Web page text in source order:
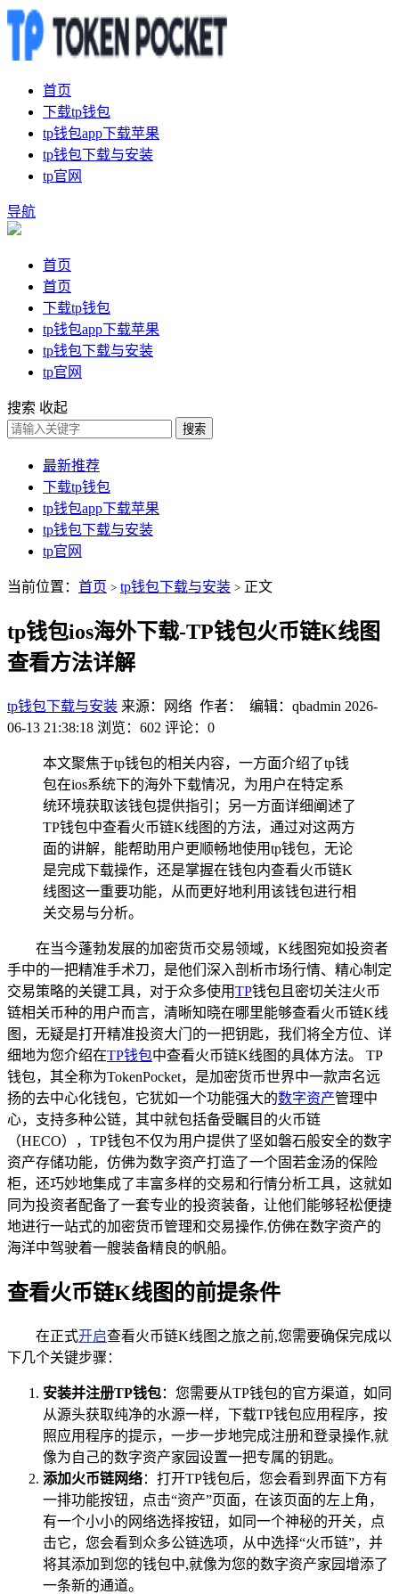
首页
下载tp钱包
tp钱包app下载苹果
tp钱包下载与安装
tp官网
导航
首页
首页
下载tp钱包
tp钱包app下载苹果
tp钱包下载与安装
tp官网
搜索 收起
搜索
最新推荐
下载tp钱包
tp钱包app下载苹果
tp钱包下载与安装
tp官网
当前位置： 首页 > tp钱包下载与安装 > 正文
tp钱包ios海外下载-TP钱包火币链K线图
查看方法详解
tp钱包下载与安装 来源：网络 作者： 编辑：qbadmin 2026-
06-13 21:38:18 浏览：602 评论：0
本文聚焦于tp钱包的相关内容，一方面介绍了tp钱
包在ios系统下的海外下载情况，为用户在特定系
统环境获取该钱包提供指引；另一方面详细阐述了
TP钱包中查看火币链K线图的方法，通过对这两方
面的讲解，能帮助用户更顺畅地使用tp钱包，无论
是完成下载操作，还是掌握在钱包内查看火币链K
线图这一重要功能，从而更好地利用该钱包进行相
关交易与分析。
在当今蓬勃发展的加密货币交易领域，K线图宛如投资者
手中的一把精准手术刀，是他们深入剖析市场行情、精心制定
交易策略的关键工具，对于众多使用TP钱包且密切关注火币
链相关币种的用户而言，清晰知晓在哪里能够查看火币链K线
图，无疑是打开精准投资大门的一把钥匙，我们将全方位、详
细地为您介绍在TP钱包中查看火币链K线图的具体方法。 TP
钱包，其全称为TokenPocket，是加密货币世界中一款声名远
扬的去中心化钱包，它犹如一个功能强大的数字资产管理中
心，支持多种公链，其中就包括备受瞩目的火币链
（HECO），TP钱包不仅为用户提供了坚如磐石般安全的数字
资产存储功能，仿佛为数字资产打造了一个固若金汤的保险
柜，还巧妙地集成了丰富多样的交易和行情分析工具，这就如
同为投资者配备了一套专业的投资装备，让他们能够轻松便捷
地进行一站式的加密货币管理和交易操作,仿佛在数字资产的
海洋中驾驶着一艘装备精良的帆船。
查看火币链K线图的前提条件
在正式开启查看火币链K线图之旅之前,您需要确保完成以
下几个关键步骤：
安装并注册TP钱包：您需要从TP钱包的官方渠道，如同
从源头获取纯净的水源一样，下载TP钱包应用程序，按
照应用程序的提示，一步一步地完成注册和登录操作,就
像为自己的数字资产家园设置一把专属的钥匙。
添加火币链网络：打开TP钱包后，您会看到界面下方有
一排功能按钮，点击“资产”页面，在该页面的左上角，
有一个小小的网络选择按钮，如同一个神秘的开关，点
击它，您会看到众多公链选项，从中选择“火币链”，并
将其添加到您的钱包中,就像为您的数字资产家园增添了
一条新的通道。